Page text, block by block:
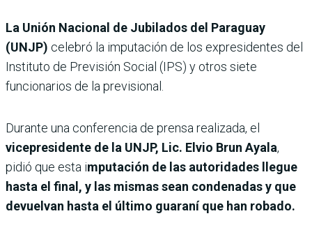
La Unión Nacional de Jubilados del Paraguay
(UNJP) celebró la imputación de los expresidentes del
Instituto de Previsión Social (IPS) y otros siete
funcionarios de la previsional.
Durante una conferencia de prensa realizada, el
vicepresidente de la UNJP, Lic. Elvio Brun Ayala,
pidió que esta imputación de las autoridades llegue
hasta el final, y las mismas sean condenadas y que
devuelvan hasta el último guaraní que han robado.